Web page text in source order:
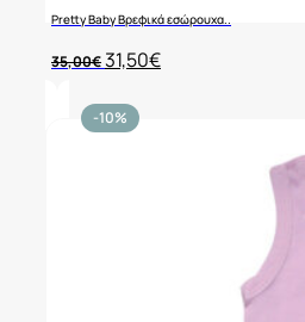
Pretty Baby Βρεφικά εσώρουχα..
35,00€ Original
price
35,00€.
31,50€Η
τρέχουσα
-10%